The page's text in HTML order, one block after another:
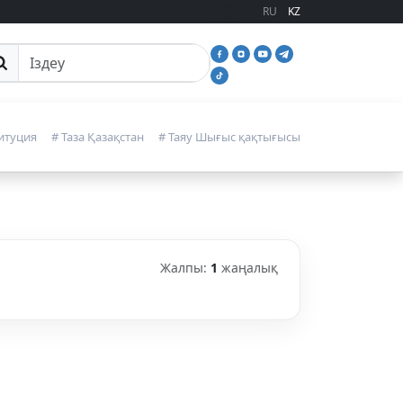
RU KZ
іздеу
# Таза Қазақстан # Таяу Шығыс қақтығысы
Жалпы: 1 жаңалық